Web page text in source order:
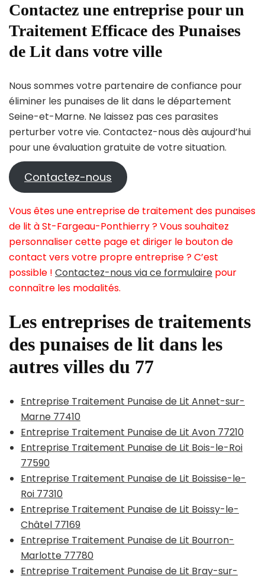
Contactez une entreprise pour un
Traitement Efficace des Punaises
de Lit dans votre ville
Nous sommes votre partenaire de confiance pour
éliminer les punaises de lit dans le département
Seine-et-Marne. Ne laissez pas ces parasites
perturber votre vie. Contactez-nous dès aujourd’hui
pour une évaluation gratuite de votre situation.
Contactez-nous
Vous êtes une entreprise de traitement des punaises
de lit à St-Fargeau-Ponthierry ? Vous souhaitez
personnaliser cette page et diriger le bouton de
contact vers votre propre entreprise ? C’est
possible ! Contactez-nous via ce formulaire pour
connaître les modalités.
Les entreprises de traitements
des punaises de lit dans les
autres villes du 77
Entreprise Traitement Punaise de Lit Annet-sur-
Marne 77410
Entreprise Traitement Punaise de Lit Avon 77210
Entreprise Traitement Punaise de Lit Bois-le-Roi
77590
Entreprise Traitement Punaise de Lit Boissise-le-
Roi 77310
Entreprise Traitement Punaise de Lit Boissy-le-
Châtel 77169
Entreprise Traitement Punaise de Lit Bourron-
Marlotte 77780
Entreprise Traitement Punaise de Lit Bray-sur-